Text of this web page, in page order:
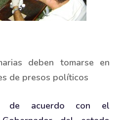
deben tomarse en
de presos políticos
de acuerdo con el